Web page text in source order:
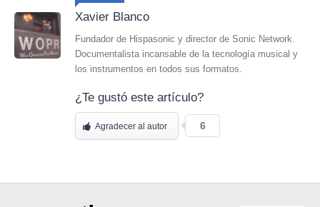
Xavier Blanco
Fundador de Hispasonic y director de Sonic Network.
Documentalista incansable de la tecnología musical y
los instrumentos en todos sus formatos.
¿Te gustó este artículo?
Agradecer al autor 6